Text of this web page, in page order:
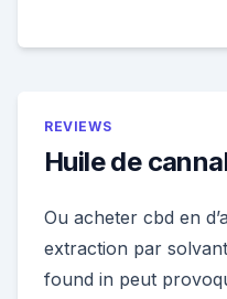
REVIEWS
Huile de
Ou acheter cbd en
extraction par
found in peut